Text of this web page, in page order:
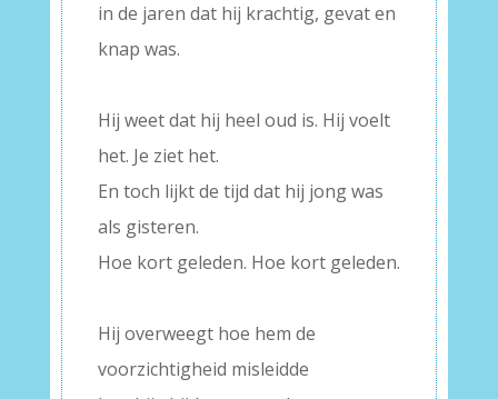
in de jaren dat hij krachtig, gevat en
knap was.
Hij weet dat hij heel oud is. Hij voelt
het. Je ziet het.
En toch lijkt de tijd dat hij jong was
als gisteren.
Hoe kort geleden. Hoe kort geleden.
Hij overweegt hoe hem de
voorzichtigheid misleidde